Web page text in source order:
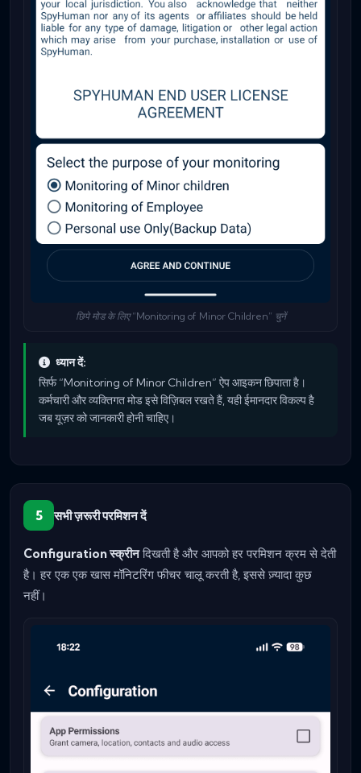
छिपे मोड के लिए “Monitoring of Minor Children” चुनें
ध्यान दें:
सिर्फ “Monitoring of Minor Children” ऐप आइकन छिपाता है।
कर्मचारी और व्यक्तिगत मोड इसे विज़िबल रखते हैं, यही ईमानदार विकल्प है
जब यूज़र को जानकारी होनी चाहिए।
5 सभी ज़रूरी परमिशन दें
Configuration स्क्रीनदिखती है और आपको हर परमिशन क्रम से देती
है। हर एक एक खास मॉनिटरिंग फीचर चालू करती है, इससे ज़्यादा कुछ
नहीं।